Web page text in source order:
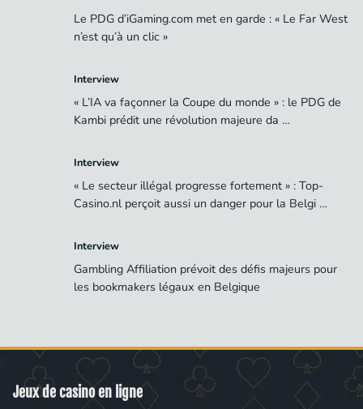
Le PDG d’iGaming.com met en garde : « Le Far West
n’est qu’à un clic »
Interview
« L’IA va façonner la Coupe du monde » : le PDG de
Kambi prédit une révolution majeure da …
Interview
« Le secteur illégal progresse fortement » : Top-
Casino.nl perçoit aussi un danger pour la Belgi …
Interview
Gambling Affiliation prévoit des défis majeurs pour
les bookmakers légaux en Belgique
Jeux de casino en ligne